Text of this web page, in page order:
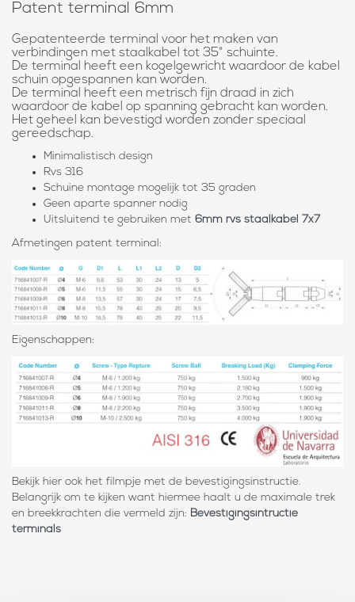
Patent terminal 6mm
Gepatenteerde terminal voor het maken van
verbindingen met staalkabel tot 35° schuinte.
De terminal heeft een kogelgewricht waardoor de kabel
schuin opgespannen kan worden.
De terminal heeft een metrisch fijn draad in zich
waardoor de kabel op spanning gebracht kan worden.
Het geheel kan bevestigd worden zonder speciaal
gereedschap.
Minimalistisch design
Rvs 316
Schuine montage mogelijk tot 35 graden
Geen aparte spanner nodig
Uitsluitend te gebruiken met 6mm rvs staalkabel 7x7
Afmetingen patent terminal:
Eigenschappen:
Bekijk hier ook het filmpje met de bevestigingsinstructie.
Belangrijk om te kijken want hiermee haalt u de maximale trek
en breekkrachten die vermeld zijn: Bevestigingsintructie
terminals